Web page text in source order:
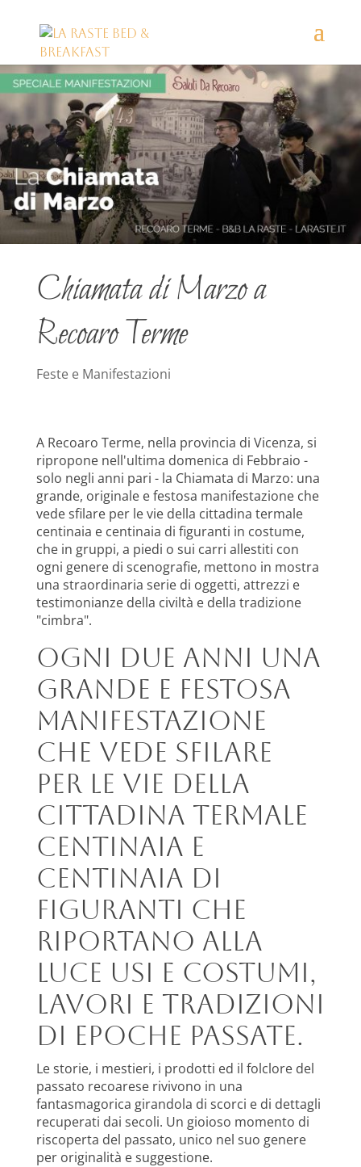
Chiamata di Marzo a
Recoaro Terme
Feste e Manifestazioni
A Recoaro Terme, nella provincia di Vicenza, si
ripropone nell'ultima domenica di Febbraio -
solo negli anni pari - la Chiamata di Marzo: una
grande, originale e festosa manifestazione che
vede sfilare per le vie della cittadina termale
centinaia e centinaia di figuranti in costume,
che in gruppi, a piedi o sui carri allestiti con
ogni genere di scenografie, mettono in mostra
una straordinaria serie di oggetti, attrezzi e
testimonianze della civiltà e della tradizione
"cimbra".
Ogni due anni una
grande e festosa
manifestazione
che vede sfilare
per le vie della
cittadina termale
centinaia e
centinaia di
figuranti che
riportano alla
luce usi e costumi,
lavori e tradizioni
di epoche passate.
Le storie, i mestieri, i prodotti ed il folclore del
passato recoarese rivivono in una
fantasmagorica girandola di scorci e di dettagli
recuperati dai secoli. Un gioioso momento di
riscoperta del passato, unico nel suo genere
per originalità e suggestione.